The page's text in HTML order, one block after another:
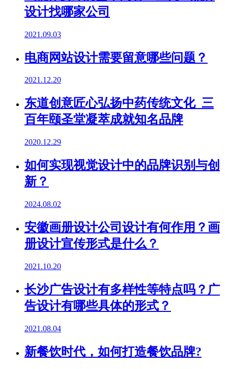
设计找哪家公司
2021.09.03
电商网站设计需要留意哪些问题？
2021.12.20
东道创意匠心弘扬中药传统文化 三
百年颐圣堂凝萃成就知名品牌
2020.12.29
如何实现视觉设计中的品牌识别与创
新？
2024.08.02
安徽画册设计公司设计有何作用？画
册设计宣传形式是什么？
2021.10.20
长沙广告设计有多样性等特点吗？广
告设计有哪些具体的形式？
2021.08.04
新餐饮时代，如何打造餐饮品牌?